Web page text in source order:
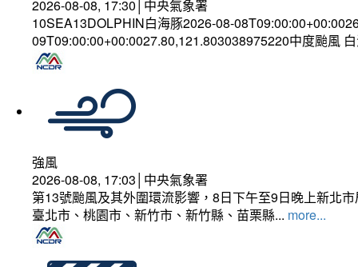
2026-08-08, 17:30│中央氣象署
10SEA13DOLPHIN白海豚2026-08-
09T09:00:00+00:0027.80,121.803038975220中度颱風
強風
2026-08-08, 17:03│中央氣象署
第13號颱風及其外圍環流影響，8日下午至9日晚上新北
臺北市、桃園市、新竹市、新竹縣、苗栗縣... more...